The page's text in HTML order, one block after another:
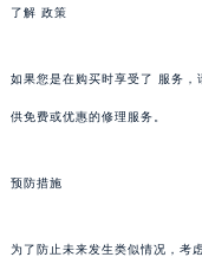
了解 政策
如果您是在购买时享受了 服务
供免费或优惠的修理服务。
预防措施
为了防止未来发生类似情况，考